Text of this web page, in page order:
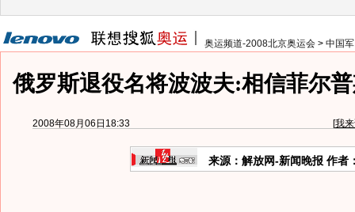
奥运频道-2008北京奥运会 > 中国
俄罗斯退役名将波波夫:相信菲尔
2008年08月06日18:33 [我
来源：解放网-新闻晚报 作者